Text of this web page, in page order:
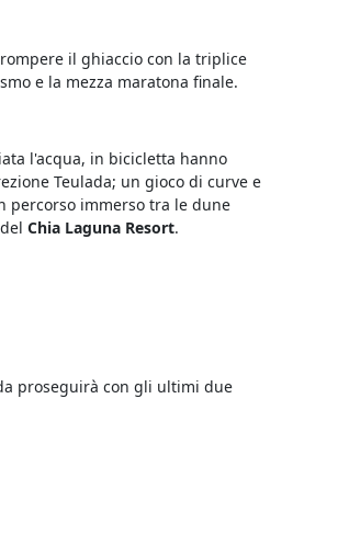
il ghiaccio con la triplice
e la mezza maratona finale.
l'acqua, in bicicletta hanno
Teulada; un gioco di curve e
percorso immerso tra le dune
Chia Laguna Resort.
proseguirà con gli ultimi due